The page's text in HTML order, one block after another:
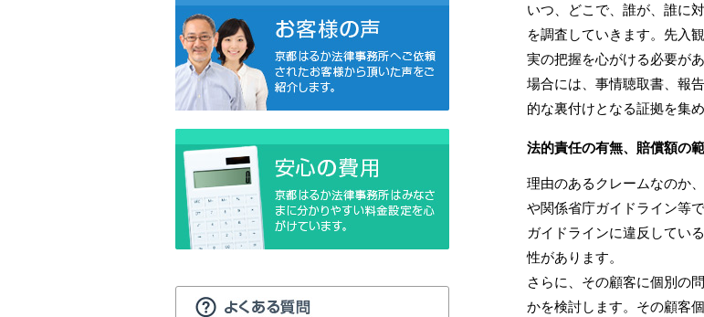
いつ、どこで、誰が、誰に
を調査していきます。先入
実の把握を心がける必要が
場合には、事情聴取書、報
的な裏付けとなる証拠を集め
法的責任の有無、賠償額の
理由のあるクレームなのか
や関係省庁ガイドライン等
ガイドラインに違反してい
性があります。
さらに、その顧客に個別の
かを検討します。その顧客